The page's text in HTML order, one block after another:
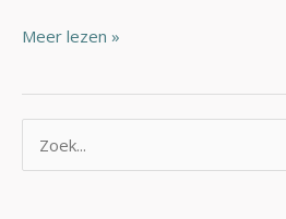
Meer lezen »